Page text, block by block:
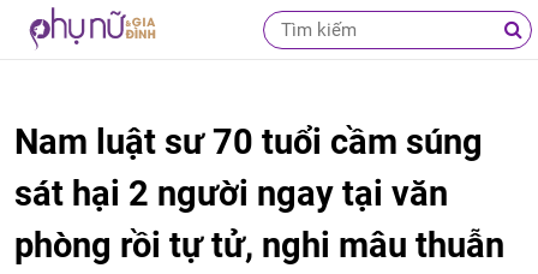
Nam luật sư 70 tuổi cầm súng
sát hại 2 người ngay tại văn
phòng rồi tự tử, nghi mâu thuẫn